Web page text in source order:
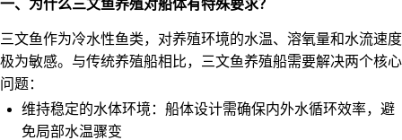
一、为什么三文鱼养殖对船体有特殊要求？
三文鱼作为冷水性鱼类，对养殖环境的水温、溶氧量和水流速度
极为敏感。与传统养殖船相比，三文鱼养殖船需要解决两个核心
问题：
维持稳定的水体环境：船体设计需确保内外水循环效率，避
免局部水温骤变